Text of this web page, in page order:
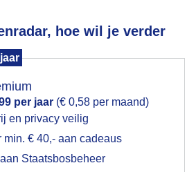
hoe wil je verder
per jaar (€ 0,58 per maand)
en privacy veilig
min. € 40,- aan cadeaus
Staatsbosbeheer
gebruiken voor het
geen akkoord op hebt gegeven,
pop-up uit je browser waarin